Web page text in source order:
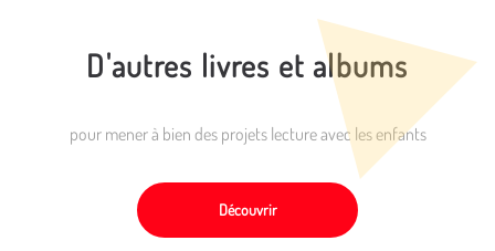
D'autres livres et albums
pour mener à bien des projets lecture avec les enfants
Découvrir